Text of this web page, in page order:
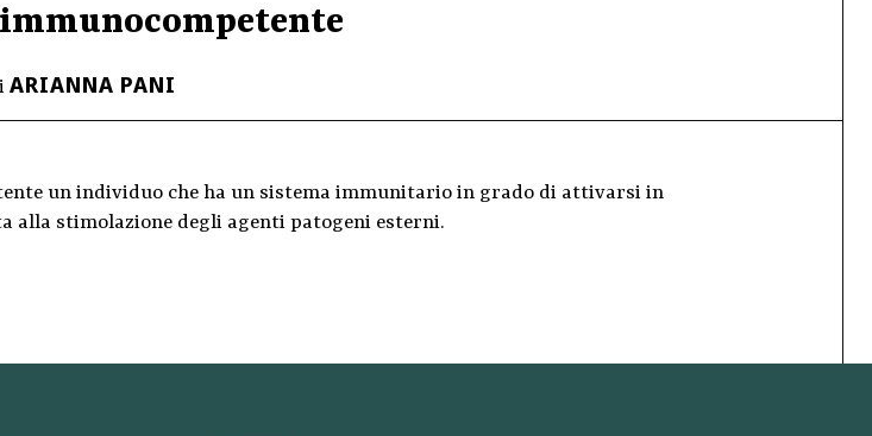
ARIANNA PANI
un individuo che ha un sistema immunitario in grado di attivarsi in
alla stimolazione degli agenti patogeni esterni.